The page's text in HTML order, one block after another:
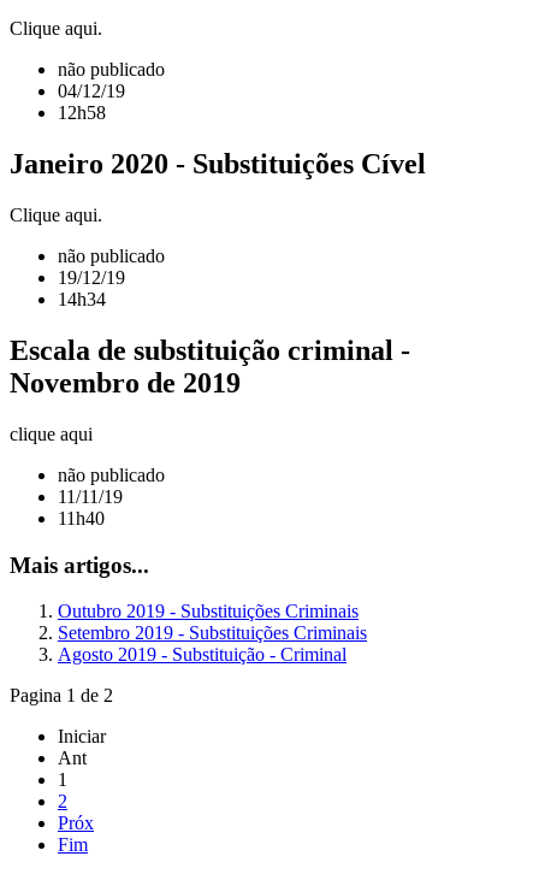
Clique aqui.
não publicado
04/12/19
12h58
Janeiro 2020 - Substituições Cível
Clique aqui.
não publicado
19/12/19
14h34
Escala de substituição criminal -
Novembro de 2019
clique aqui
não publicado
11/11/19
11h40
Mais artigos...
Outubro 2019 - Substituições Criminais
Setembro 2019 - Substituições Criminais
Agosto 2019 - Substituição - Criminal
Pagina 1 de 2
Iniciar
Ant
1
2
Próx
Fim